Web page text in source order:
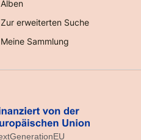
Alben
Zur erweiterten Suche
Meine Sammlung